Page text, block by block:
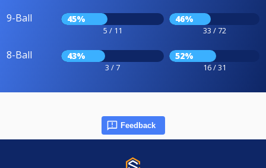
9-Ball 45%
5 / 11
46%
33 / 72
8-Ball 43%
3 / 7
52%
16 / 31
Feedback